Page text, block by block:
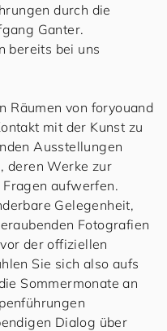
durch die
Ganter.
bereits bei uns
Räumen von foryouand
mit der Kunst zu
Ausstellungen
deren Werke zur
aufwerfen.
Gelegenheit,
Fotografien
der offiziellen
Sie sich also aufs
Sommermonate an
Dialog über